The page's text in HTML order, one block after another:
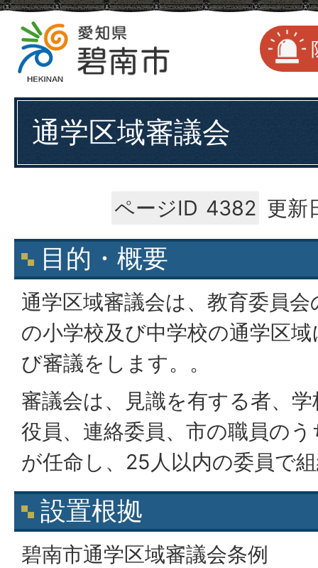
通学区域審議会
ページID 4382 更新
目的・概要
通学区域審議会は、教育委員
の小学校及び中学校の通学区
び審議をします。。
審議会は、見識を有する者、
役員、連絡委員、市の職員の
が任命し、25人以内の委員で
設置根拠
碧南市通学区域審議会条例